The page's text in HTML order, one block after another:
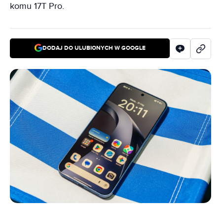
komu 17T Pro.
DODAJ DO ULUBIONYCH W GOOGLE